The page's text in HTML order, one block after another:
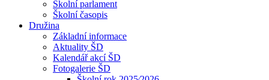
Školní parlament
Školní časopis
Družina
Základní informace
Aktuality ŠD
Kalendář akcí ŠD
Fotogalerie ŠD